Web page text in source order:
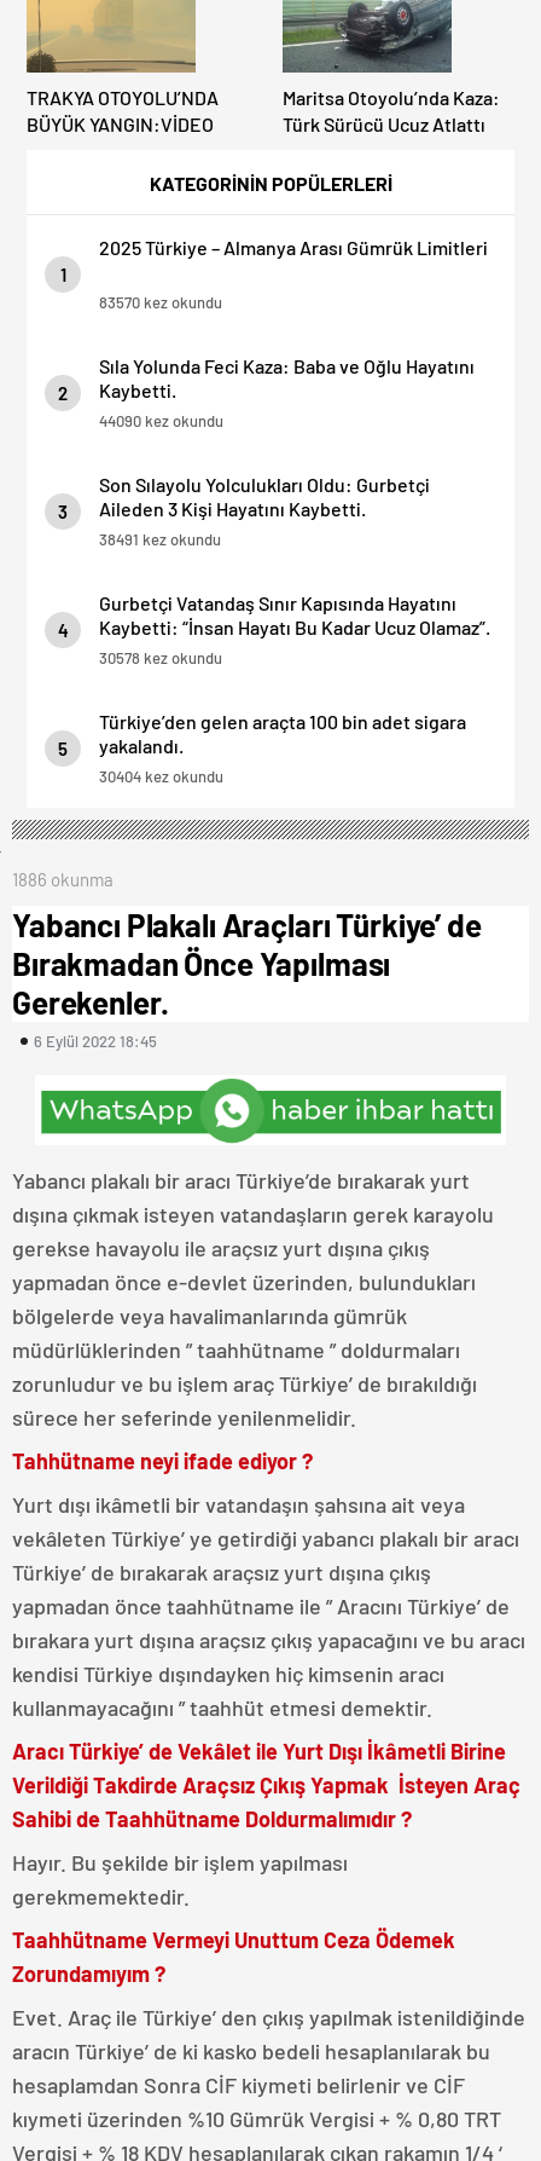
KATEGORİNİN POPÜLERLERİ
1
2025 Türkiye – Almanya Arası Gümrük Limitleri
83570 kez okundu
2
Sıla Yolunda Feci Kaza: Baba ve Oğlu Hayatını
Kaybetti.
44090 kez okundu
3
Son Sılayolu Yolculukları Oldu: Gurbetçi
Aileden 3 Kişi Hayatını Kaybetti.
38491 kez okundu
4
Gurbetçi Vatandaş Sınır Kapısında Hayatını
Kaybetti: “İnsan Hayatı Bu Kadar Ucuz Olamaz”.
30578 kez okundu
5
Türkiye’den gelen araçta 100 bin adet sigara
yakalandı.
30404 kez okundu
TRAKYA OTOYOLU’NDA
BÜYÜK YANGIN:VİDEO
Maritsa Otoyolu’nda Kaza:
Türk Sürücü Ucuz Atlattı
1886 okunma
Yabancı Plakalı Araçları Türkiye’ de
Bırakmadan Önce Yapılması
Gerekenler.
6 Eylül 2022 18:45
Yabancı plakalı bir aracı Türkiye’de bırakarak yurt
dışına çıkmak isteyen vatandaşların gerek karayolu
gerekse havayolu ile araçsız yurt dışına çıkış
yapmadan önce e-devlet üzerinden, bulundukları
bölgelerde veya havalimanlarında gümrük
müdürlüklerinden ” taahhütname ” doldurmaları
zorunludur ve bu işlem araç Türkiye’ de bırakıldığı
sürece her seferinde yenilenmelidir.
Tahhütname neyi ifade ediyor ?
Yurt dışı ikâmetli bir vatandaşın şahsına ait veya
vekâleten Türkiye’ ye getirdiği yabancı plakalı bir aracı
Türkiye’ de bırakarak araçsız yurt dışına çıkış
yapmadan önce taahhütname ile ” Aracını Türkiye’ de
bırakara yurt dışına araçsız çıkış yapacağını ve bu aracı
kendisi Türkiye dışındayken hiç kimsenin aracı
kullanmayacağını ” taahhüt etmesi demektir.
Aracı Türkiye’ de Vekâlet ile Yurt Dışı İkâmetli Birine
Verildiği Takdirde Araçsız Çıkış Yapmak İsteyen Araç
Sahibi de Taahhütname Doldurmalımıdır ?
Hayır. Bu şekilde bir işlem yapılması
gerekmemektedir.
Taahhütname Vermeyi Unuttum Ceza Ödemek
Zorundamıyım ?
Evet. Araç ile Türkiye’ den çıkış yapılmak istenildiğinde
aracın Türkiye’ de ki kasko bedeli hesaplanılarak bu
hesaplamdan Sonra CİF kiymeti belirlenir ve CİF
kıymeti üzerinden %10 Gümrük Vergisi + % 0,80 TRT
Vergisi + % 18 KDV hesaplanılarak çıkan rakamın 1/4 ‘